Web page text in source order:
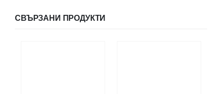
СВЪРЗАНИ ПРОДУКТИ